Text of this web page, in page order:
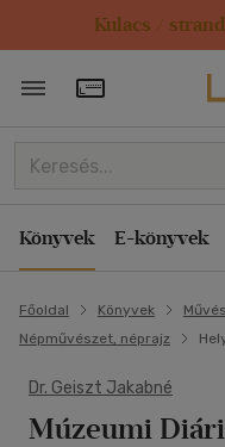
Kulacs /
Törzsvásárlói
Könyvek E-könyvek
Főoldal Könyvek
Népművészet, néprajz
Dr. Geiszt Jakabné
Múzeumi